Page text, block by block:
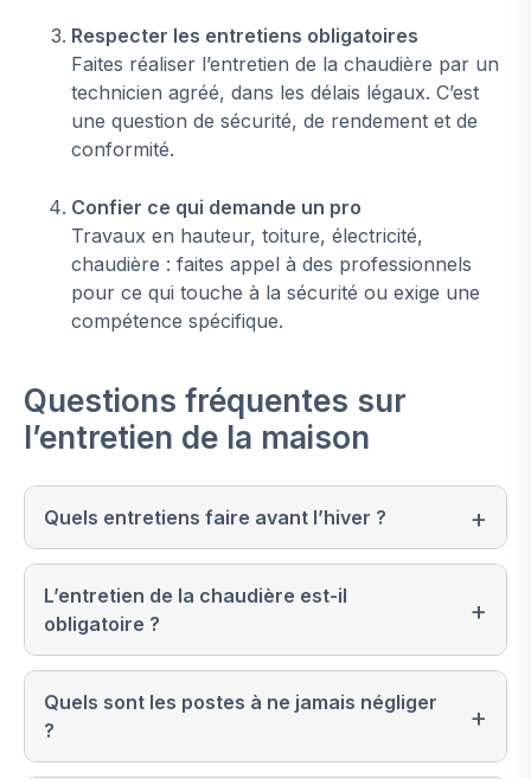
Respecter les entretiens obligatoires
Faites réaliser l’entretien de la chaudière par un
technicien agréé, dans les délais légaux. C’est
une question de sécurité, de rendement et de
conformité.
Confier ce qui demande un pro
Travaux en hauteur, toiture, électricité,
chaudière : faites appel à des professionnels
pour ce qui touche à la sécurité ou exige une
compétence spécifique.
Questions fréquentes sur
l’entretien de la maison
Quels entretiens faire avant l’hiver ?
L’entretien de la chaudière est-il
obligatoire ?
Quels sont les postes à ne jamais négliger
?